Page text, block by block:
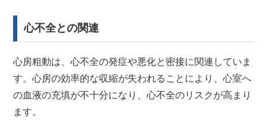
心不全との関連
心房粗動は、心不全の発症や悪化と密接に関連していま
す。心房の効率的な収縮が失われることにより、心室へ
の血液の充填が不十分になり、心不全のリスクが高まり
ます。